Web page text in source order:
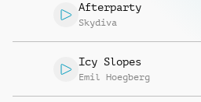
Afterparty
Skydiva
Icy Slopes
Emil Hoegberg